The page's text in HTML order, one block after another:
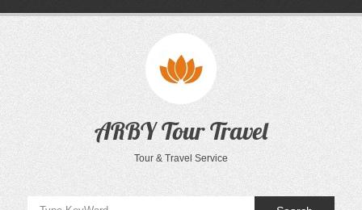
ARBY Tour Travel
Tour & Travel Service